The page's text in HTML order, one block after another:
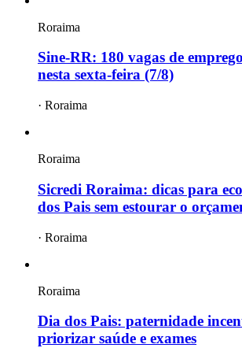
Roraima
Sine-RR: 180 vagas de
nesta sexta-feira (7/8)
· Roraima
Roraima
Sicredi Roraima: dicas para
dos Pais sem estourar o
· Roraima
Roraima
Dia dos Pais: paternidade
priorizar saúde e exames